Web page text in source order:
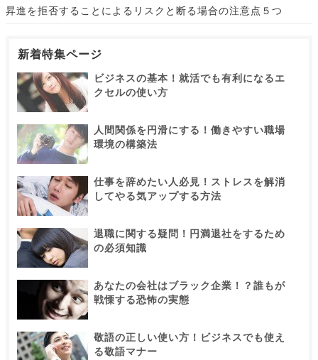
昇進を拒否することによるリスクと断る場合の注意点５つ
新着特集ページ
ビジネスの基本！就活でも有利になるエ
クセルの使い方
人間関係を円滑にする！働きやすい職場
環境の構築法
仕事を辞めたい人必見！ストレスを解消
してやる気アップする方法
退職に関する疑問！円満退社をするため
の必須知識
あなたの会社はブラック企業！？誰もが
戦慄する恐怖の実態
敬語の正しい使い方！ビジネスでも使え
る敬語マナー